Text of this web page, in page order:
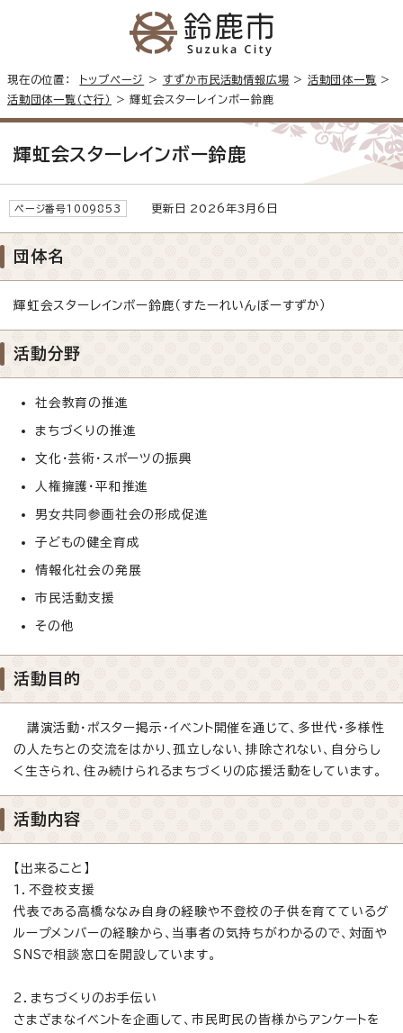
現在の位置： トップページ > すずか市民活動情報広場 > 活動団体一覧 >
活動団体一覧（さ行）
> 輝虹会スターレインボー鈴鹿
輝虹会スターレインボー鈴鹿
ページ番号1009853 更新日 2026年3月6日
団体名
輝虹会スターレインボー鈴鹿（すたーれいんぼーすずか）
活動分野
社会教育の推進
まちづくりの推進
文化・芸術・スポーツの振興
人権擁護・平和推進
男女共同参画社会の形成促進
子どもの健全育成
情報化社会の発展
市民活動支援
その他
活動目的
講演活動・ポスター掲示・イベント開催を通じて、多世代・多様性
の人たちとの交流をはかり、孤立しない、排除されない、自分らし
く生きられ、住み続けられるまちづくりの応援活動をしています。
活動内容
【出来ること】
1．不登校支援
代表である高橋ななみ自身の経験や不登校の子供を育てているグ
ループメンバーの経験から、当事者の気持ちがわかるので、対面や
SNSで相談窓口を開設しています。
2．まちづくりのお手伝い
さまざまなイベントを企画して、市民町民の皆様からアンケートを